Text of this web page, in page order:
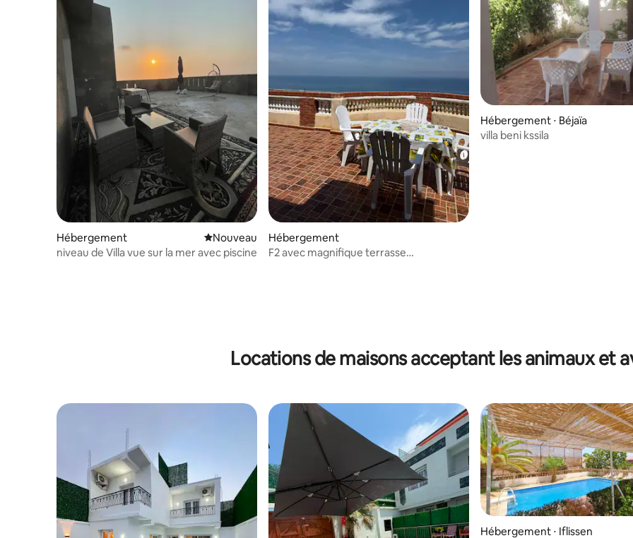
Hébergement Nouvel hébergement
Nouveau
niveau de Villa vue sur la mer avec piscine
Hébergement
F2 avec magnifique terrasse
Hébergement ⋅ Béjaïa
villa beni kssila
Locations de maisons acceptant les animaux et
Hébergement ⋅ Iflissen